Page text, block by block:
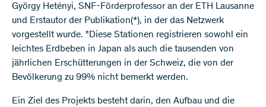
György Hetényi, SNF-Förderprofessor an der ETH Lausanne
und Erstautor der Publikation(*), in der das Netzwerk
vorgestellt wurde. "Diese Stationen registrieren sowohl ein
leichtes Erdbeben in Japan als auch die tausenden von
jährlichen Erschütterungen in der Schweiz, die von der
Bevölkerung zu 99% nicht bemerkt werden.
Ein Ziel des Projekts besteht darin, den Aufbau und die